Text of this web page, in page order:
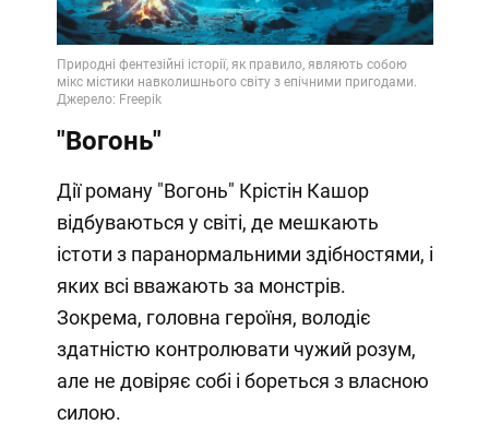
Video
"Вогонь"
Дії роману "Вогонь" Крістін Кашор
відбуваються у світі, де мешкають
істоти з паранормальними здібностями, і
яких всі вважають за монстрів.
Зокрема, головна героїня, володіє
здатністю контролювати чужий розум,
але не довіряє собі і бореться з власною
силою.